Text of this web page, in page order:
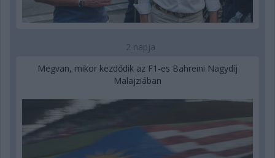
2 napja
Megvan, mikor kezdődik az F1-es Bahreini Nagydíj
Malajziában